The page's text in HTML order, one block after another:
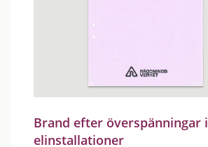
Brand efter överspänningar i
elinstallationer